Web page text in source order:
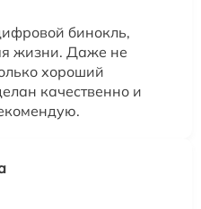
бинокль,
жизни. Даже не
хороший
качественно и